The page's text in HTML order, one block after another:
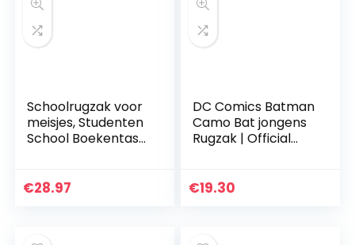
Schoolrugzak voor
meisjes, Studenten
School Boekentas
Outdoor Reistas,
€28.97
DC Comics Batman
Camo Bat jongens
Rugzak | Official
Rugzak, Childrens
€19.30